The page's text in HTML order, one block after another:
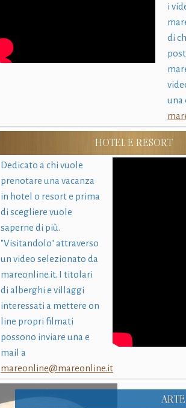
i
di
una
HOTEL E RESORT
Dedicato a chi vuole
prenotare una vacanza
in hotel o resort e prima
di scegliere vuole
saperne di più.
"Visitandolo" attraverso
un video selezionato da
mareonline.it. I titolari
di alberghi e villaggi
interessati a mettere on
line propri filmati
possono inviare una e
mail a
mareonline@mareonline.it